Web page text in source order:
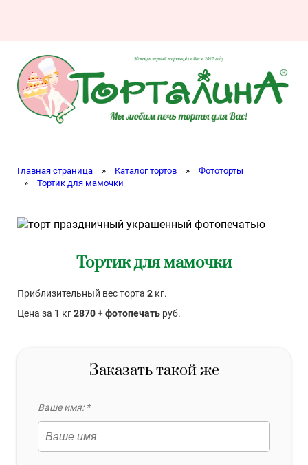
Главная страница » Каталог тортов »
Фототорты
»
Тортик для мамочки
Тортик для мамочки
Приблизительный вес торта 2 кг.
Цена за 1 кг2870 + фотопечать руб.
Заказать такой же
Ваше имя: *